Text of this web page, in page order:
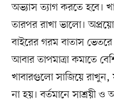
অভ্যাস ত্যাগ করতে হবে।
তারপর রাখা ভালো।
বাইরের গরম বাতাস
আবার তাপমাত্রা কমাতে
খাবারগুলো সাজিয়ে রাখুন,
না হয়। বর্তমানে সাশ্রয়ী